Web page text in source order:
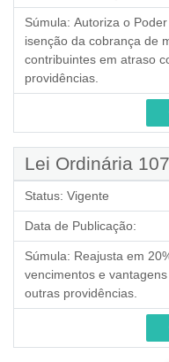
Súmula: Autoriza o
isenção da cobrança de
contribuintes em atraso
providências.
Lei Ordinária
Status: Vigente
Data de Publicação:
Súmula: Reajusta em
vencimentos e
outras providências.